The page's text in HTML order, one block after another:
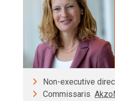
Non-executive
Commissaris